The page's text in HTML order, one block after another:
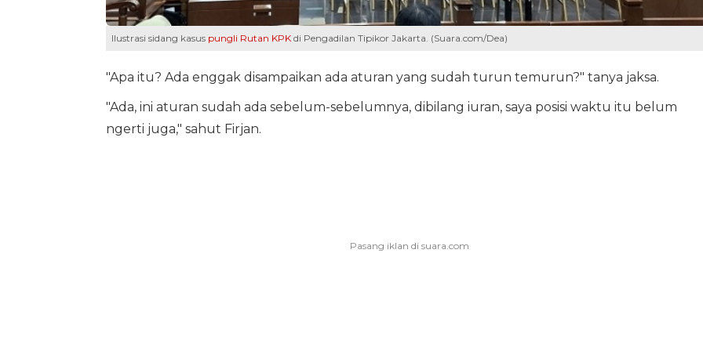
Ilustrasi sidang kasus pungli Rutan KPKdi Pengadilan Tipikor Jakarta. (Suara.com/Dea)
"Apa itu? Ada enggak disampaikan ada aturan yang sudah turun temurun?" tanya jaksa.
"Ada, ini aturan sudah ada sebelum-sebelumnya, dibilang iuran, saya posisi waktu itu belum
ngerti juga," sahut Firjan.